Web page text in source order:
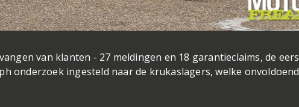
van klanten - 27 meldingen en 18 garantieclaims, de
onderzoek ingesteld naar de krukaslagers, welke